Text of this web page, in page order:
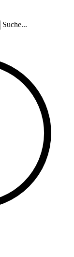
Suche...